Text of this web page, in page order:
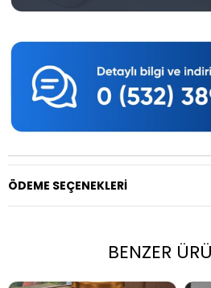
ÖDEME SEÇENEKLERI
BENZER